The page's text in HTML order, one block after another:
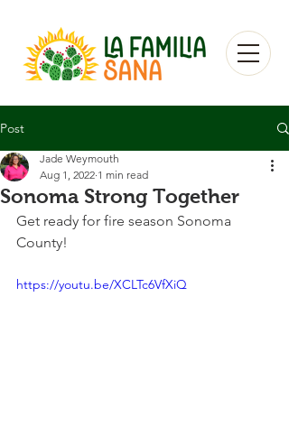
Post
Sonoma Strong Together
Jade Weymouth
Aug 1, 2022 1 min read
Get ready for fire season Sonoma
County!
https://youtu.be/XCLTc6VfXiQ